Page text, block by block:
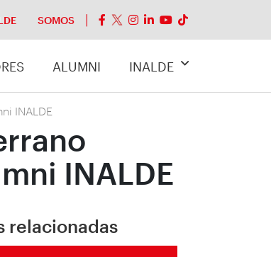
SOMOS
ALUMNI INALDE
INALDE
INALDE
relacionadas